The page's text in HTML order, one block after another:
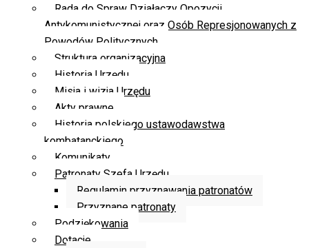
Rada do Spraw Działaczy Opozycji
Antykomunistycznej oraz Osób Represjonowanych z
Powodów Politycznych
Struktura organizacyjna
Historia Urzędu
Misja i wizja Urzędu
Akty prawne
Historia polskiego ustawodawstwa
kombatanckiego
Komunikaty
Patronaty Szefa Urzędu
Regulamin przyznawania patronatów
Przyznane patronaty
Podziękowania
Dotacje